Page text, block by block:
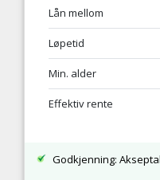
Lån mellom
Løpetid
Min. alder
Effektiv rente
Godkjenning: